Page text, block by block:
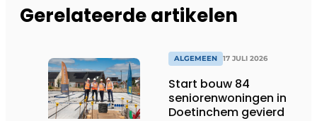
Gerelateerde artikelen
ALGEMEEN 17 JULI 2026
Start bouw 84
seniorenwoningen in
Doetinchem gevierd